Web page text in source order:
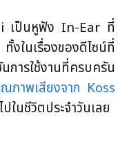
เป็นหูฟัง In-Ear ที่
ทั้งในเรื่องของดีไซน์ที่
การใช้งานที่ครบครัน
ภาพเสียงจาก Koss
ในชีวิตประจำวันเลย